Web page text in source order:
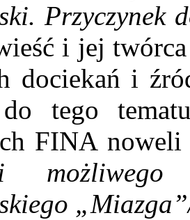
i jej
dociekań i
tego
FINA